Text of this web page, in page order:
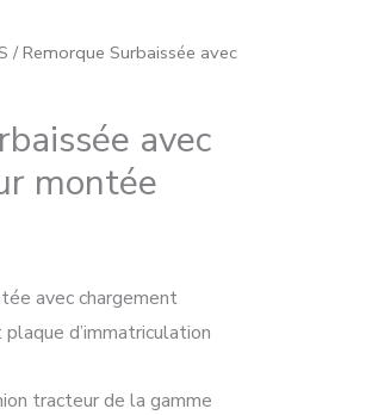
/ Remorque Surbaissée avec
avec
montée
avec chargement
d’immatriculation
tracteur de la gamme